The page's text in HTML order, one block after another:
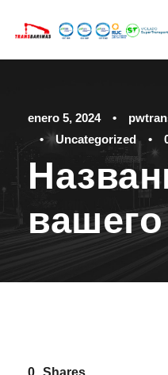
enero 5, 2024 •
•
Uncategorized •
0 Shares